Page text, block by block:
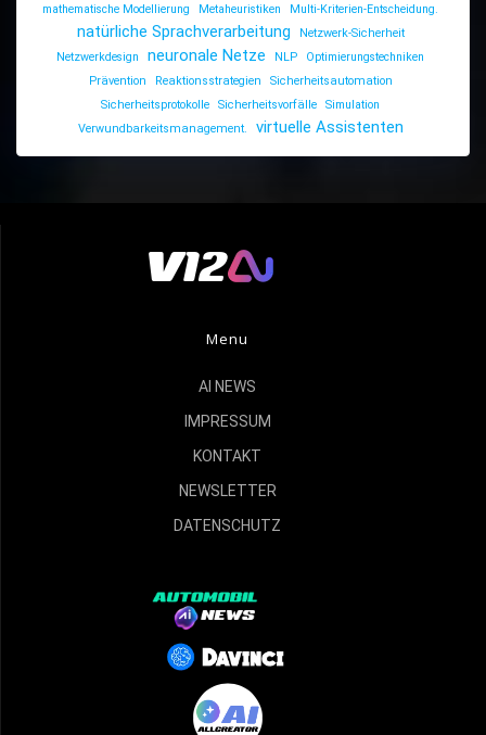
mathematische Modellierung Metaheuristiken Multi-Kriterien-Entscheidung.
natürliche Sprachverarbeitung
Netzwerk-Sicherheit
Netzwerkdesign
neuronale Netze NLP
Optimierungstechniken
Prävention
Reaktionsstrategien
Sicherheitsautomation
Sicherheitsprotokolle
Sicherheitsvorfälle
Simulation
Verwundbarkeitsmanagement.
virtuelle Assistenten
Menu
AI NEWS
IMPRESSUM
KONTAKT
NEWSLETTER
DATENSCHUTZ